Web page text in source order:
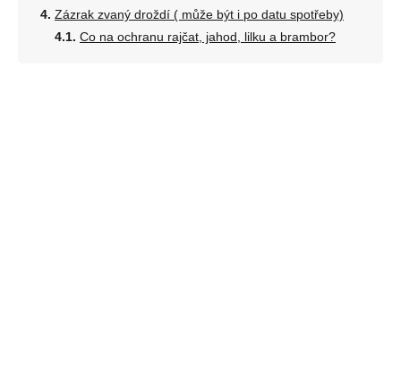
Zázrak zvaný droždí ( může být i po datu spotřeby)
Co na ochranu rajčat, jahod, lilku a brambor?